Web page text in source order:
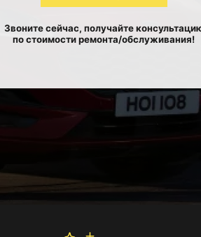
Звоните сейчас, получайте
по стоимости ремонта/обслуживания!